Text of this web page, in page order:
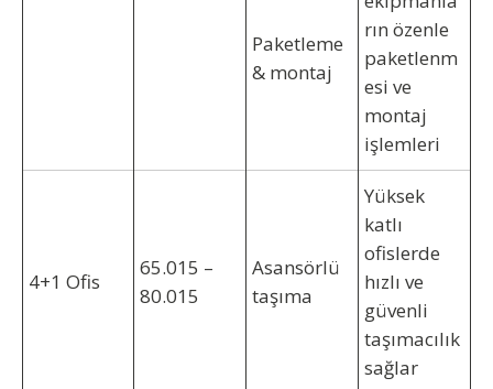
Paketleme
& montaj
rın özenle
paketlenm
esi ve
montaj
işlemleri
4+1 Ofis
65.015 –
80.015
Asansörlü
taşıma
Yüksek
katlı
ofislerde
hızlı ve
güvenli
taşımacılık
sağlar